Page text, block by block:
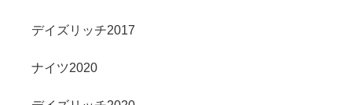
デイズリッチ2017
ナイツ2020